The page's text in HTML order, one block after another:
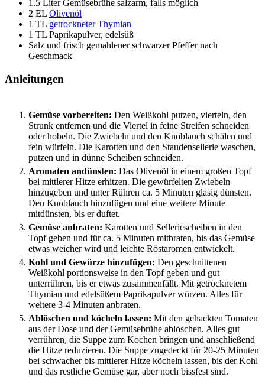
1.5 Liter Gemüsebrühe salzarm, falls möglich
2 EL Olivenöl
1 TL getrockneter Thymian
1 TL Paprikapulver, edelsüß
Salz und frisch gemahlener schwarzer Pfeffer nach
Geschmack
Anleitungen
Gemüse vorbereiten: Den Weißkohl putzen, vierteln, den
Strunk entfernen und die Viertel in feine Streifen schneiden
oder hobeln. Die Zwiebeln und den Knoblauch schälen und
fein würfeln. Die Karotten und den Staudensellerie waschen,
putzen und in dünne Scheiben schneiden.
Aromaten andünsten: Das Olivenöl in einem großen Topf
bei mittlerer Hitze erhitzen. Die gewürfelten Zwiebeln
hinzugeben und unter Rühren ca. 5 Minuten glasig dünsten.
Den Knoblauch hinzufügen und eine weitere Minute
mitdünsten, bis er duftet.
Gemüse anbraten: Karotten und Selleriescheiben in den
Topf geben und für ca. 5 Minuten mitbraten, bis das Gemüse
etwas weicher wird und leichte Röstaromen entwickelt.
Kohl und Gewürze hinzufügen: Den geschnittenen
Weißkohl portionsweise in den Topf geben und gut
unterrühren, bis er etwas zusammenfällt. Mit getrocknetem
Thymian und edelsüßem Paprikapulver würzen. Alles für
weitere 3-4 Minuten anbraten.
Ablöschen und köcheln lassen: Mit den gehackten Tomaten
aus der Dose und der Gemüsebrühe ablöschen. Alles gut
verrühren, die Suppe zum Kochen bringen und anschließend
die Hitze reduzieren. Die Suppe zugedeckt für 20-25 Minuten
bei schwacher bis mittlerer Hitze köcheln lassen, bis der Kohl
und das restliche Gemüse gar, aber noch bissfest sind.